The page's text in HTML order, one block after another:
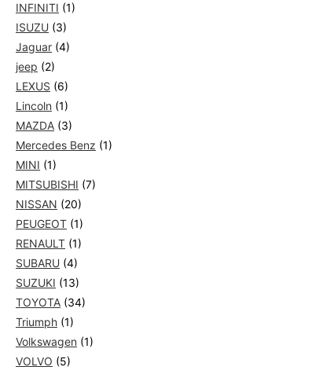
INFINITI (1)
ISUZU (3)
Jaguar (4)
jeep (2)
LEXUS (6)
Lincoln (1)
MAZDA (3)
Mercedes Benz (1)
MINI (1)
MITSUBISHI (7)
NISSAN (20)
PEUGEOT (1)
RENAULT (1)
SUBARU (4)
SUZUKI (13)
TOYOTA (34)
Triumph (1)
Volkswagen (1)
VOLVO (5)